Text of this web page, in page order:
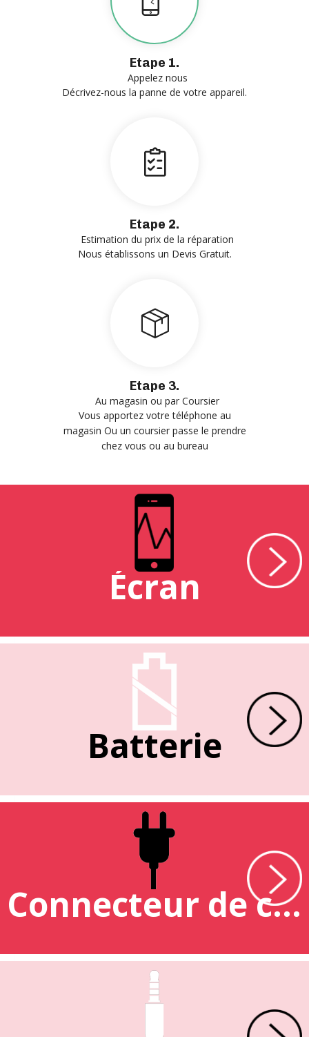
Etape 1.
Appelez nous
Décrivez-nous la panne de votre appareil.
Etape 2.
Estimation du prix de la réparation
Nous établissons un Devis Gratuit.
Etape 3.
Au magasin ou par Coursier
Vous apportez votre téléphone au
magasin Ou un coursier passe le prendre
chez vous ou au bureau
Écran
Batterie
Connecteur de charge